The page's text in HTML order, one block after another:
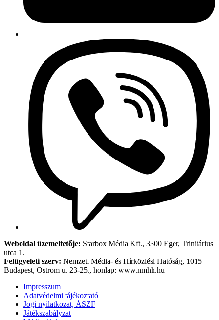
Weboldal üzemeltetője: Starbox Média Kft., 3300 Eger, Trinitárius
utca 1.
Felügyeleti szerv: Nemzeti Média- és Hírközlési Hatóság, 1015
Budapest, Ostrom u. 23-25., honlap: www.nmhh.hu
Impresszum
Adatvédelmi tájékoztató
Jogi nyilatkozat, ÁSZF
Játékszabályzat